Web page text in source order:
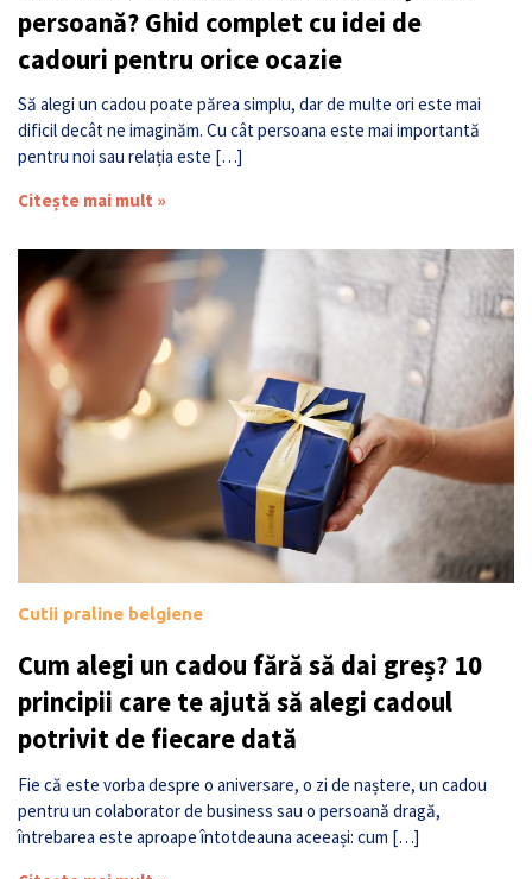
persoană? Ghid complet cu idei de
cadouri pentru orice ocazie
Să alegi un cadou poate părea simplu, dar de multe ori este mai
dificil decât ne imaginăm. Cu cât persoana este mai importantă
pentru noi sau relația este […]
Citește mai mult »
Cutii praline belgiene
Cum alegi un cadou fără să dai greș? 10
principii care te ajută să alegi cadoul
potrivit de fiecare dată
Fie că este vorba despre o aniversare, o zi de naștere, un cadou
pentru un colaborator de business sau o persoană dragă,
întrebarea este aproape întotdeauna aceeași: cum […]